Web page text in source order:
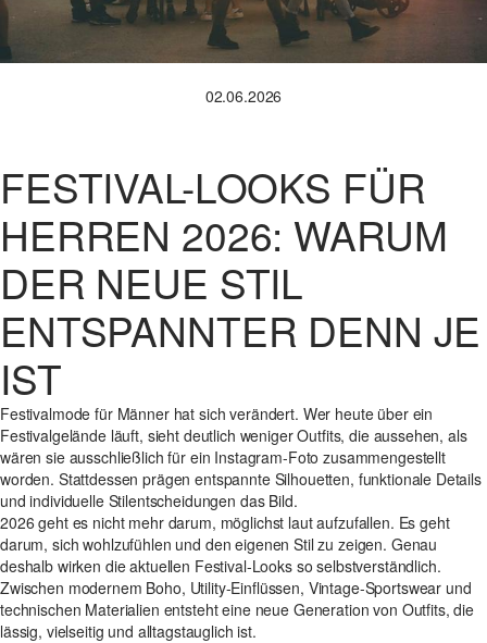
02.06.2026
FESTIVAL-LOOKS FÜR
HERREN 2026: WARUM
DER NEUE STIL
ENTSPANNTER DENN JE
IST
Festivalmode für Männer hat sich verändert. Wer heute über ein
Festivalgelände läuft, sieht deutlich weniger Outfits, die aussehen, als
wären sie ausschließlich für ein Instagram-Foto zusammengestellt
worden. Stattdessen prägen entspannte Silhouetten, funktionale Details
und individuelle Stilentscheidungen das Bild.
2026 geht es nicht mehr darum, möglichst laut aufzufallen. Es geht
darum, sich wohlzufühlen und den eigenen Stil zu zeigen. Genau
deshalb wirken die aktuellen Festival-Looks so selbstverständlich.
Zwischen modernem Boho, Utility-Einflüssen, Vintage-Sportswear und
technischen Materialien entsteht eine neue Generation von Outfits, die
lässig, vielseitig und alltagstauglich ist.